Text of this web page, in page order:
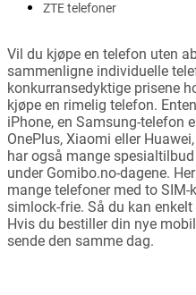
ZTE telefoner
Vil du kjøpe en telefon uten
sammenligne individuelle
konkurransedyktige prisene
kjøpe en rimelig telefon.
iPhone, en Samsung-telefon
OnePlus, Xiaomi eller
har også mange
under Gomibo.no-dagene.
mange telefoner med to
simlock-frie. Så du kan
Hvis du bestiller din nye
sende den samme dag.